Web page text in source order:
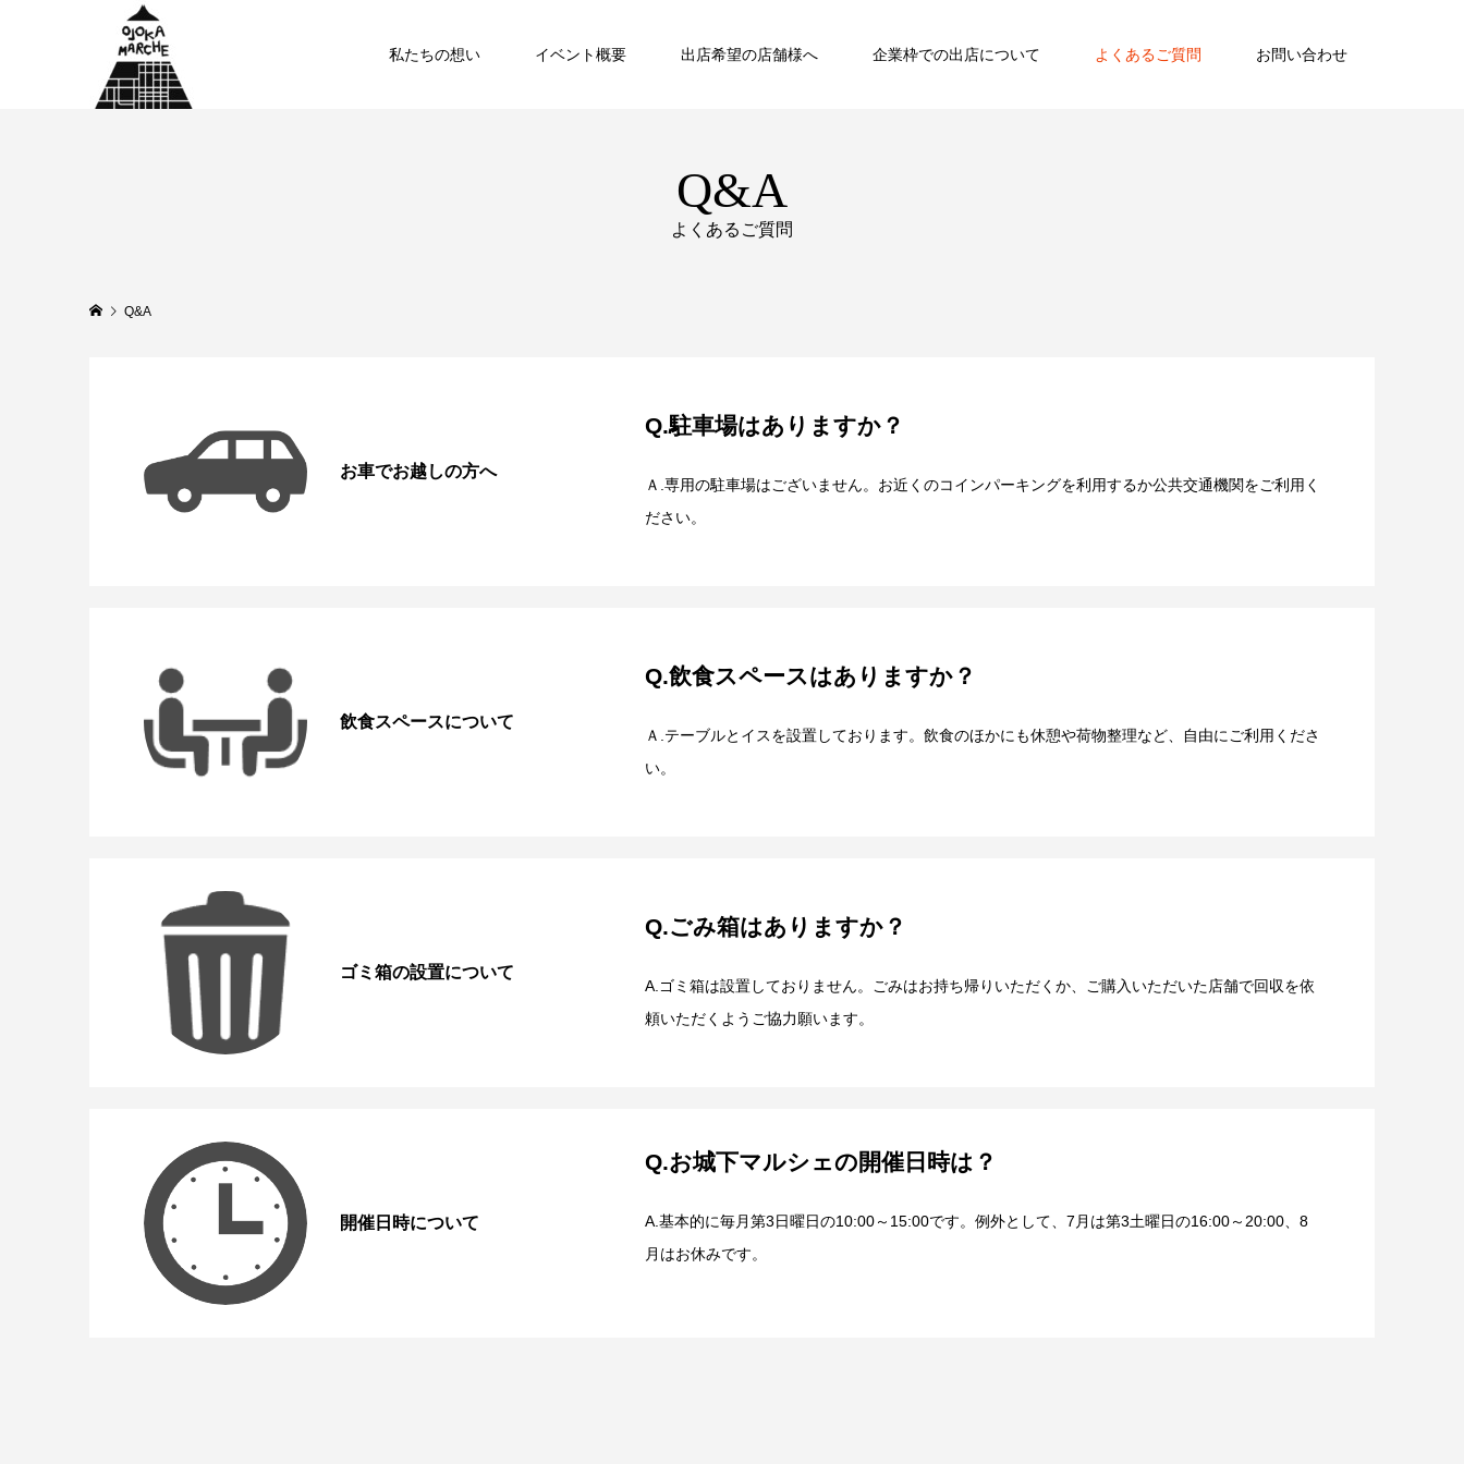
私たちの想い イベント概要 出店希望の店舗様へ 企業枠での出店について よくあるご質問 お問い合わせ
Q&A
よくあるご質問
Q&A
お車でお越しの方へ
Q.駐車場はありますか？
Ａ.専用の駐車場はございません。お近くのコインパーキングを利用するか公共交通機関をご利用く
ださい。
飲食スペースについて
Q.飲食スペースはありますか？
Ａ.テーブルとイスを設置しております。飲食のほかにも休憩や荷物整理など、自由にご利用くださ
い。
ゴミ箱の設置について
Q.ごみ箱はありますか？
A.ゴミ箱は設置しておりません。ごみはお持ち帰りいただくか、ご購入いただいた店舗で回収を依
頼いただくようご協力願います。
開催日時について
Q.お城下マルシェの開催日時は？
A.基本的に毎月第3日曜日の10:00～15:00です。例外として、7月は第3土曜日の16:00～20:00、8
月はお休みです。